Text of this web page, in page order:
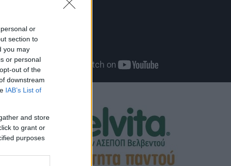
or
section to
you may
or personal
out of the
downstream
IAB’s List of
and store
to grant or
purposes